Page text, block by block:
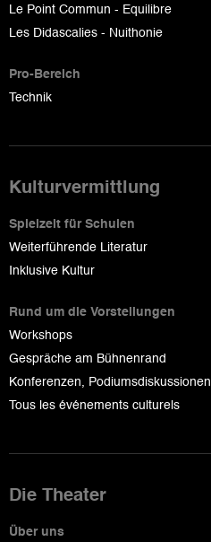
Le Point Commun - Equilibre
Les Didascalies - Nuithonie
Pro-Bereich
Technik
Kulturvermittlung
Spielzeit für Schulen
Weiterführende Literatur
Inklusive Kultur
Rund um die Vorstellungen
Workshops
Gespräche am Bühnenrand
Konferenzen, Podiumsdiskussionen
Tous les événements culturels
Die Theater
Über uns